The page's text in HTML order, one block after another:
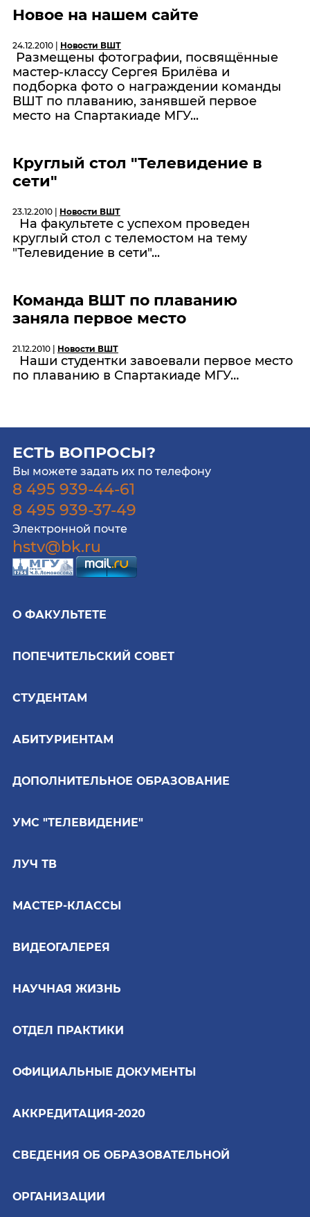
Новое на нашем сайте
24.12.2010 | Новости ВШТ
Размещены фотографии, посвящённые
мастер-классу Сергея Брилёва и
подборка фото о награждении команды
ВШТ по плаванию, занявшей первое
место на Спартакиаде МГУ...
Круглый стол "Телевидение в
сети"
23.12.2010 | Новости ВШТ
На факультете с успехом проведен
круглый стол с телемостом на тему
"Телевидение в сети"...
Команда ВШТ по плаванию
заняла первое место
21.12.2010 | Новости ВШТ
Наши студентки завоевали первое место
по плаванию в Спартакиаде МГУ…
ЕСТЬ ВОПРОСЫ?
Вы можете задать их по телефону
8 495 939-44-61
8 495 939-37-49
Электронной почте
hstv@bk.ru
О ФАКУЛЬТЕТЕ
ПОПЕЧИТЕЛЬСКИЙ СОВЕТ
СТУДЕНТАМ
АБИТУРИЕНТАМ
ДОПОЛНИТЕЛЬНОЕ ОБРАЗОВАНИЕ
УМС "ТЕЛЕВИДЕНИЕ"
ЛУЧ ТВ
МАСТЕР-КЛАССЫ
ВИДЕОГАЛЕРЕЯ
НАУЧНАЯ ЖИЗНЬ
ОТДЕЛ ПРАКТИКИ
ОФИЦИАЛЬНЫЕ ДОКУМЕНТЫ
АККРЕДИТАЦИЯ-2020
СВЕДЕНИЯ ОБ ОБРАЗОВАТЕЛЬНОЙ
ОРГАНИЗАЦИИ